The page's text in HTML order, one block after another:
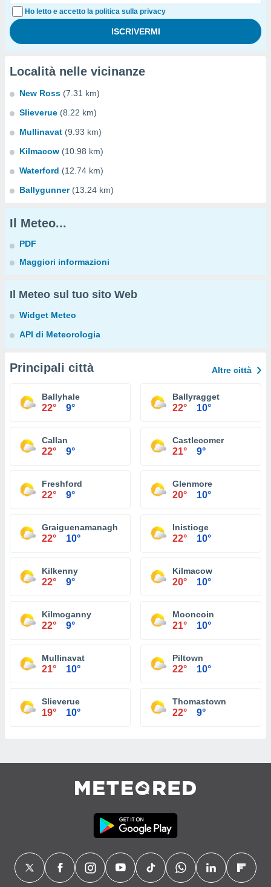
Ho letto e accetto la politica sulla privacy
Località nelle vicinanze
New Ross (7.31 km)
Slieverue (8.22 km)
Mullinavat (9.93 km)
Kilmacow (10.98 km)
Waterford (12.74 km)
Ballygunner (13.24 km)
Il Meteo...
PDF
Maggiori informazioni
Il Meteo sul tuo sito Web
Widget Meteo
API di Meteorologia
Principali città Altre città
Ballyhale
22° 9°
Ballyragget
22° 10°
Callan
22° 9°
Castlecomer
21° 9°
Freshford
22° 9°
Glenmore
20° 10°
Graiguenamanagh
22° 10°
Inistioge
22° 10°
Kilkenny
22° 9°
Kilmacow
20° 10°
Kilmoganny
22° 9°
Mooncoin
21° 10°
Mullinavat
21° 10°
Piltown
22° 10°
Slieverue
19° 10°
Thomastown
22° 9°